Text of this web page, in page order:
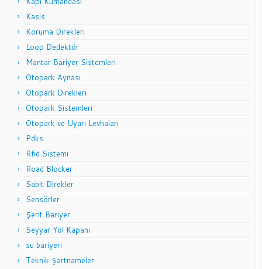
Kasis
Koruma Direkleri
Loop Dedektör
Mantar Bariyer Sistemleri
Otopark Aynası
Otopark Direkleri
Otopark Sistemleri
Otopark ve Uyarı Levhaları
Pdks
Rfid Sistemi
Road Blocker
Sabit Direkler
Sensörler
Şerit Bariyer
Seyyar Yol Kapanı
su bariyeri
Teknik Şartnameler